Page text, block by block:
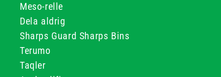
Meso-relle
Dela aldrig
Sharps Guard Sharps Bins
Terumo
Taqler